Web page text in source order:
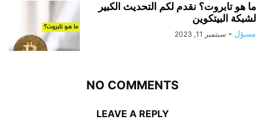
ما هو تابروت؟ نقدم لكم التحديث الكبير
لشبكة البيتكوين
مسؤل - سبتمبر 11, 2023
NO COMMENTS
LEAVE A REPLY